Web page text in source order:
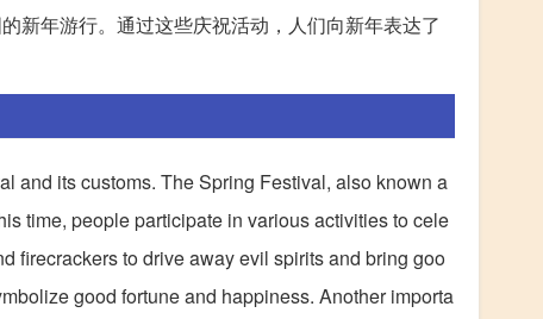
新年游行。通过这些庆祝活动，人们向新年表达了
and its customs. The Spring Festival, also known a
time, people participate in various activities to cele
firecrackers to drive away evil spirits and bring goo
good fortune and happiness. Another importa